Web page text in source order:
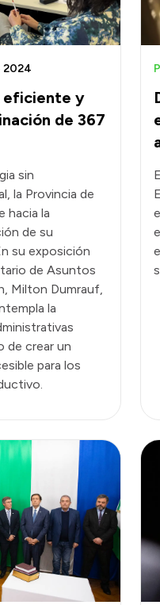
eficiente y
de 367
2024
sin
la Provincia de
hacia la
de su
su exposición
de Asuntos
Milton Dumrauf,
la
de crear un
para los